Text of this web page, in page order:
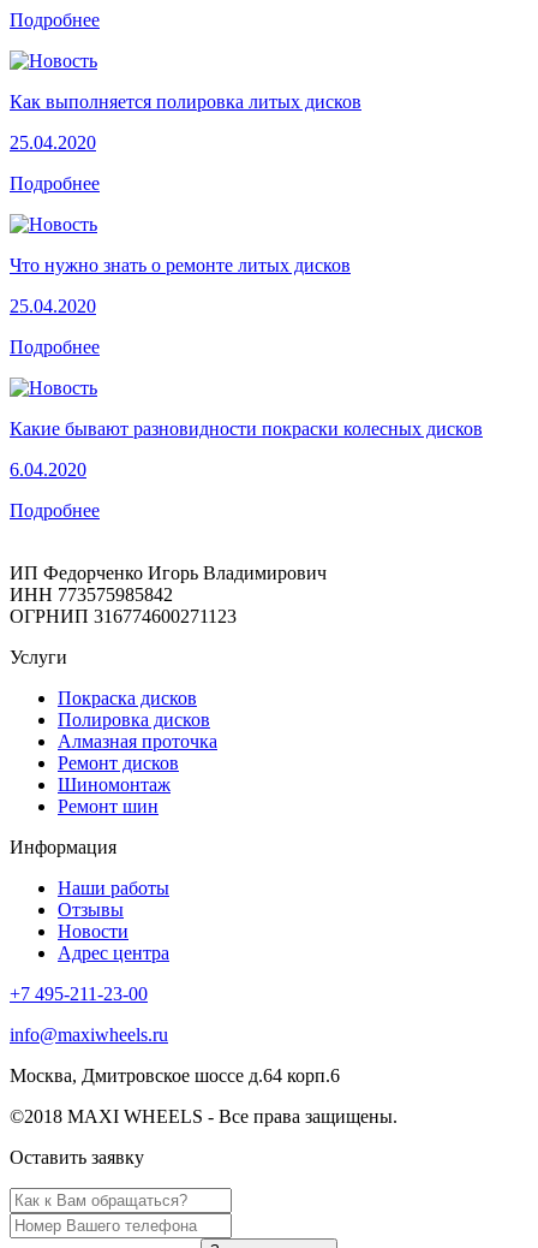
Подробнее
Как выполняется полировка литых дисков
25.04.2020
Подробнее
Что нужно знать о ремонте литых дисков
25.04.2020
Подробнее
Какие бывают разновидности покраски колесных дисков
6.04.2020
Подробнее
ИП Федорченко Игорь Владимирович
ИНН 773575985842
ОГРНИП 316774600271123
Услуги
Покраска дисков
Полировка дисков
Алмазная проточка
Ремонт дисков
Шиномонтаж
Ремонт шин
Информация
Наши работы
Отзывы
Новости
Адрес центра
+7 495-211-23-00
info@maxiwheels.ru
Москва, Дмитровское шоссе д.64 корп.6
©2018 MAXI WHEELS - Все права защищены.
Оставить заявку